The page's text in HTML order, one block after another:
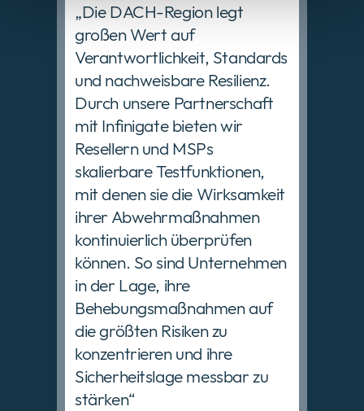
„Die DACH-Region legt
großen Wert auf
Verantwortlichkeit, Standards
und nachweisbare Resilienz.
Durch unsere Partnerschaft
mit Infinigate bieten wir
Resellern und MSPs
skalierbare Testfunktionen,
mit denen sie die Wirksamkeit
ihrer Abwehrmaßnahmen
kontinuierlich überprüfen
können. So sind Unternehmen
in der Lage, ihre
Behebungsmaßnahmen auf
die größten Risiken zu
konzentrieren und ihre
Sicherheitslage messbar zu
stärken“